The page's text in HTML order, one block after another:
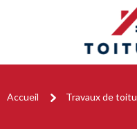
Accueil Travaux de